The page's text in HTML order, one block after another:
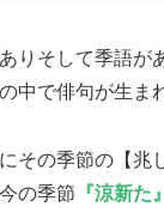
りそして季語
中で俳句が生ま
その季節の【兆
の季節 『涼新た』